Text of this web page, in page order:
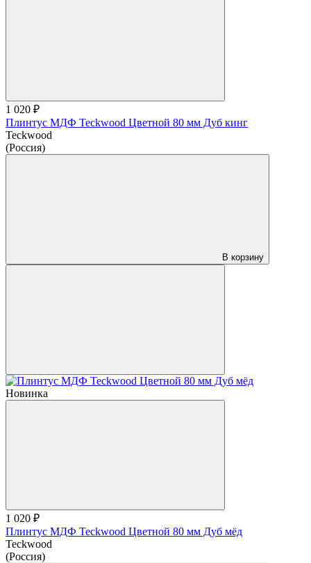
1 020 ₽
Плинтус МДФ Teckwood Цветной 80 мм Дуб кинг
Teckwood
(Россия)
В корзину
Новинка
1 020 ₽
Плинтус МДФ Teckwood Цветной 80 мм Дуб мёд
Teckwood
(Россия)